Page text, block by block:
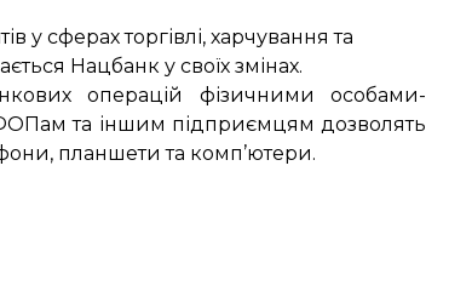
у сферах торгівлі, харчування та
Нацбанк у своїх змінах.
операцій фізичними особами-
та іншим підприємцям дозволять
планшети та комп’ютери.